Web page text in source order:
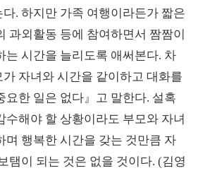
. 하지만 가족 여행이라든가 짧은
과외활동 등에 참여하면서 짬짬이
는 시간을 늘리도록 애써본다. 차
자녀와 시간을 같이하고 대화를
요한 일은 없다』고 말한다. 설혹
수해야 할 상황이라도 부모와 자녀
며 행복한 시간을 갖는 것만큼 자
탬이 되는 것은 없을 것이다. (김영